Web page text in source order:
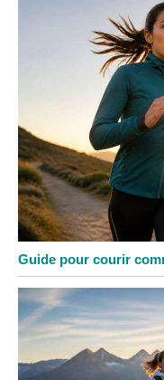
Guide pour courir